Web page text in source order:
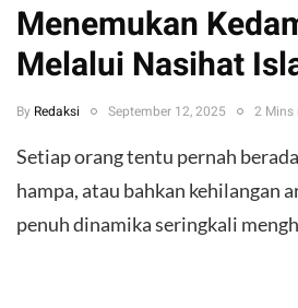
Menemukan
Melalui Nasihat
By Redaksi September 12, 2025 2 Mins
Setiap orang tentu pernah
hampa, atau bahkan kehilangan
penuh dinamika seringkali